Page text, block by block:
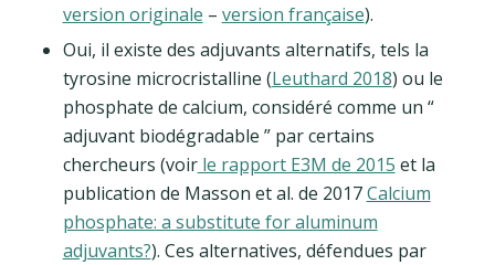
version originale – version française).
Oui, il existe des adjuvants alternatifs, tels la
tyrosine microcristalline (Leuthard 2018) ou le
phosphate de calcium, considéré comme un “
adjuvant biodégradable ” par certains
chercheurs (voirle rapport E3M de 2015 et la
publication de Masson et al. de 2017Calcium
phosphate: a substitute for aluminum
adjuvants?). Ces alternatives, défendues par